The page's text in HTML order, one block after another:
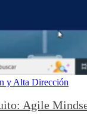
y Alta Dirección
Agile